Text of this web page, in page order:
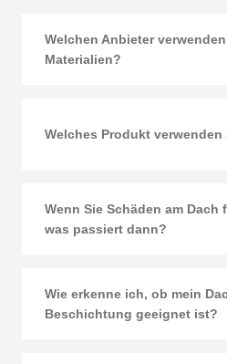
Welchen Anbieter
Materialien?
Welches Produkt verwenden
Wenn Sie Schäden am Dach
was passiert dann?
Wie erkenne ich, ob mein
Beschichtung geeignet ist?